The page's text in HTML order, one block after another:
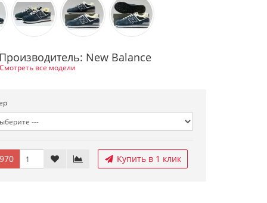
New Balance
Смотреть все модели
Купить в 1 клик